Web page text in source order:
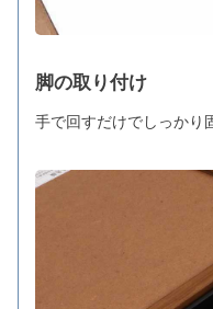
脚の取り付け
手で回すだけでしっかり